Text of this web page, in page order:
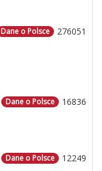
276051
Dane o Polsce
16836
Dane o Polsce
12249
Dane o Polsce